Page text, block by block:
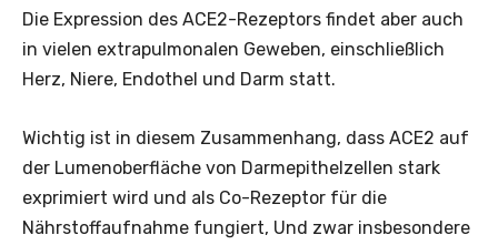
Die Expression des ACE2-Rezeptors findet aber auch
in vielen extrapulmonalen Geweben, einschließlich
Herz, Niere, Endothel und Darm statt.
Wichtig ist in diesem Zusammenhang, dass ACE2 auf
der Lumenoberfläche von Darmepithelzellen stark
exprimiert wird und als Co-Rezeptor für die
Nährstoffaufnahme fungiert, Und zwar insbesondere